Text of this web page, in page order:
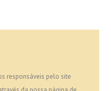
responsáveis pelo site